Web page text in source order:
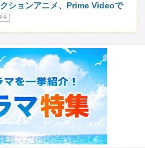
ションアニメ、Prime Videoで
P R